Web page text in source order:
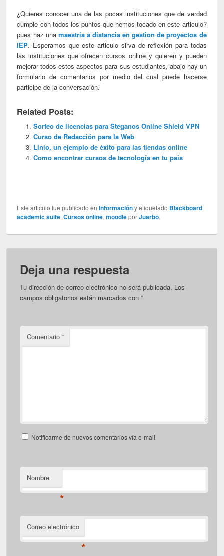
¿Quieres conocer una de las pocas instituciones que de verdad
cumple con todos los puntos que hemos tocado en este articulo?
pues haz una maestria a distancia en gestion de proyectos de
IEP. Esperamos que este articulo sirva de reflexión para todas
las instituciones que ofrecen cursos online y quieren y pueden
mejorar todos estos aspectos para sus estudiantes, abajo hay un
formulario de comentarios por medio del cual puede hacerse
participe de la conversación.
Related Posts:
Sorteo de licencias para Steganos Online Shield VPN
Curso de Redacción para la Web
Linio, un ejemplo de éxito para las tiendas online
Como encontrar cursos de tecnología en tu pais
Este articulo fue publicado enInformacióny etiquetado Blackboard
academic suite,Cursos online,moodleporJuarbo.
Deja una respuesta
Tu dirección de correo electrónico no será publicada. Los
campos obligatorios están marcados con*
Comentario*
Notificarme de nuevos comentarios vía e-mail
Nombre
*
Correo electrónico
*